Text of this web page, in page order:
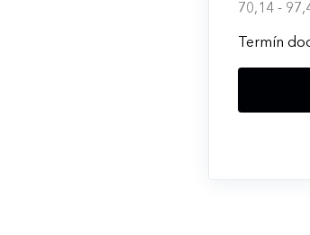
Vyberte si
70,14 -
Termín